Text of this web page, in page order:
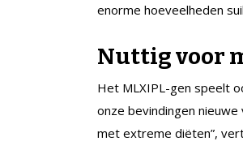
enorme hoeveelheden
Nuttig voor
Het MLXIPL-gen speelt
onze bevindingen
met extreme diëten”,